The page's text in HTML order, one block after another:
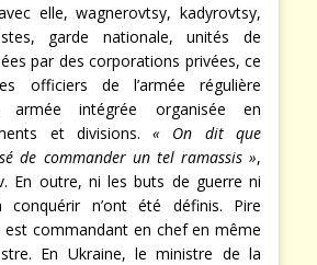
elle, wagnerovtsy, kadyrovtsy,
garde nationale, unités de
par des corporations privées, ce
officiers de l’armée régulière
armée intégrée organisée en
et divisions.« On dit que
de commander un tel ramassis »,
En outre, ni les buts de guerre ni
n’ont été définis. Pire
est commandant en chef en même
En Ukraine, le ministre de la